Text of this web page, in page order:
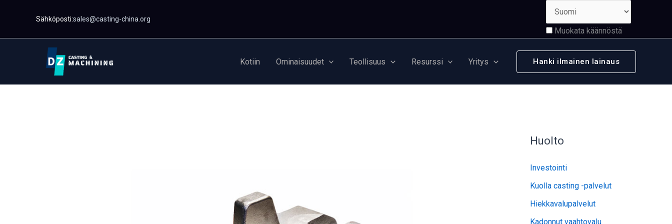
Sähköposti:sales@casting-china.org
Muokata käännöstä
Kotiin Ominaisuudet Teollisuus Resurssi Yritys Hanki ilmainen lainaus
Huolto
Investointi
Kuolla casting -palvelut
Hiekkavalupalvelut
Kadonnut vaahtovalu